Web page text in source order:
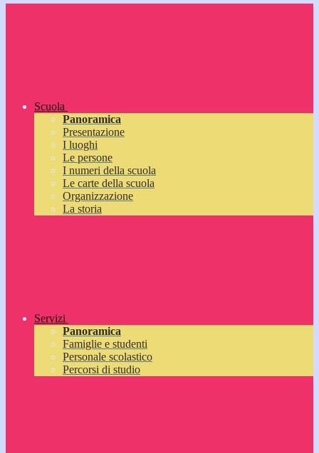
Scuola
Panoramica
Presentazione
I luoghi
Le persone
I numeri della scuola
Le carte della scuola
Organizzazione
La storia
Servizi
Panoramica
Famiglie e studenti
Personale scolastico
Percorsi di studio